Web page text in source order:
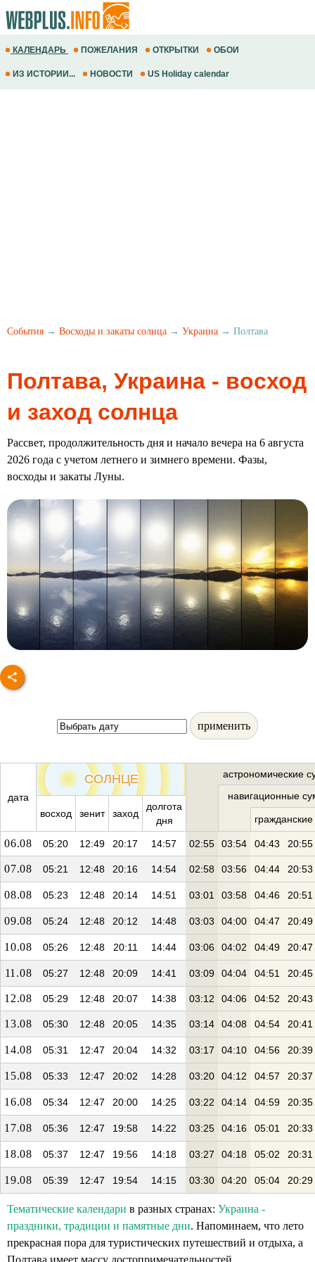
КАЛЕНДАРЬ ПОЖЕЛАНИЯ ОТКРЫТКИ ОБОИ
ИЗ ИСТОРИИ... НОВОСТИ US Holiday calendar
События → Восходы и закаты солнца → Украина → Полтава
Полтава, Украина - восход
и заход солнца
Рассвет, продолжительность дня и начало вечера на 6 августа
2026 года с учетом летнего и зимнего времени. Фазы,
восходы и закаты Луны.
применить
дата
СОЛНЦЕ
астрономические
навигационные
восход
зенит заход
долгота
дня
гражданские
06.08 05:20 12:49 20:17 14:57 02:55 03:54 04:43 20:55
07.08 05:21 12:48 20:16 14:54 02:58 03:56 04:44 20:53
08.08 05:23 12:48 20:14 14:51 03:01 03:58 04:46 20:51
09.08 05:24 12:48 20:12 14:48 03:03 04:00 04:47 20:49
10.08 05:26 12:48 20:11 14:44 03:06 04:02 04:49 20:47
11.08 05:27 12:48 20:09 14:41 03:09 04:04 04:51 20:45
12.08 05:29 12:48 20:07 14:38 03:12 04:06 04:52 20:43
13.08 05:30 12:48 20:05 14:35 03:14 04:08 04:54 20:41
14.08 05:31 12:47 20:04 14:32 03:17 04:10 04:56 20:39
15.08 05:33 12:47 20:02 14:28 03:20 04:12 04:57 20:37
16.08 05:34 12:47 20:00 14:25 03:22 04:14 04:59 20:35
17.08 05:36 12:47 19:58 14:22 03:25 04:16 05:01 20:33
18.08 05:37 12:47 19:56 14:18 03:27 04:18 05:02 20:31
19.08 05:39 12:47 19:54 14:15 03:30 04:20 05:04 20:29
Тематические календари в разных странах: Украина -
праздники, традиции и памятные дни. Напоминаем, что лето
прекрасная пора для туристических путешествий и отдыха, а
Полтава имеет массу достопримечательностей.